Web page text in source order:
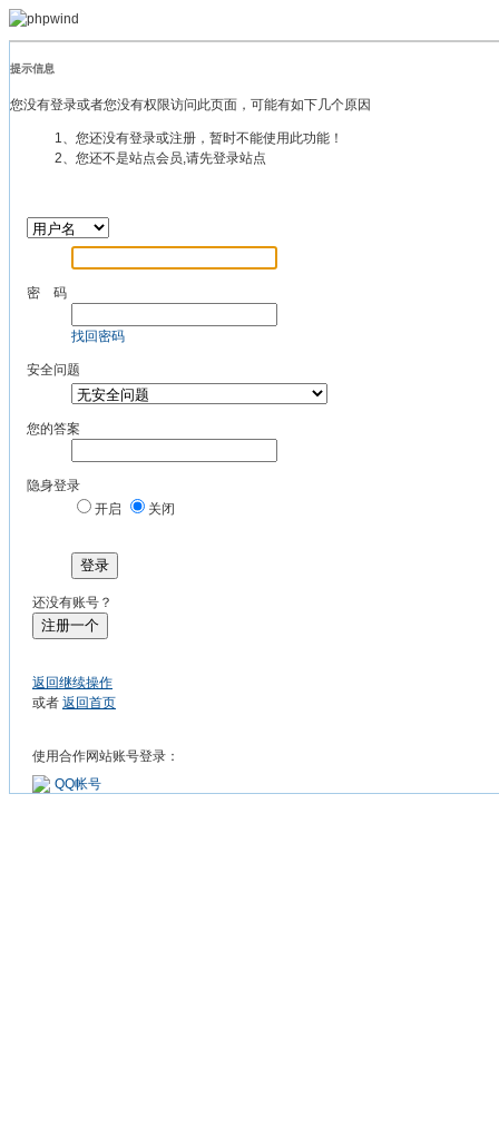
提示信息
您没有登录或者您没有权限访问此页面，可能有如下几个原因
1、您还没有登录或注册，暂时不能使用此功能！
2、您还不是站点会员,请先登录站点
密 码
找回密码
安全问题
您的答案
隐身登录
开启
关闭
登录
还没有账号？
注册一个
返回继续操作
或者 返回首页
使用合作网站账号登录：
QQ帐号